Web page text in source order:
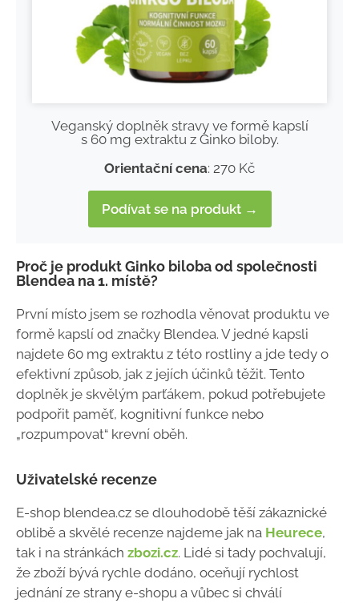
Veganský doplněk stravy ve formě kapslí
s 60 mg extraktu z Ginko biloby.
Orientační cena: 270 Kč
Podívat se na produkt →
Proč je produkt Ginko biloba od společnosti
Blendea na 1. místě?
První místo jsem se rozhodla věnovat produktu ve
formě kapslí od značky Blendea. V jedné kapsli
najdete 60 mg extraktu z této rostliny a jde tedy o
efektivní způsob, jak z jejích účinků těžit. Tento
doplněk je skvělým parťákem, pokud potřebujete
podpořit paměť, kognitivní funkce nebo
„rozpumpovat“ krevní oběh.
Uživatelské recenze
E-shop blendea.cz se dlouhodobě těší zákaznické
oblibě a skvělé recenze najdeme jak na Heurece,
tak i na stránkách zbozi.cz. Lidé si tady pochvalují,
že zboží bývá rychle dodáno, oceňují rychlost
jednání ze strany e-shopu a vůbec si chválí